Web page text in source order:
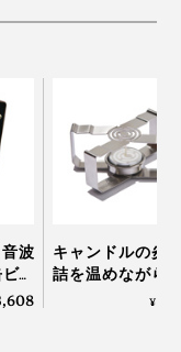
ス
｜
波
ー
な
キャンドルの炎
詰を温めながら
っくり呑める「
¥